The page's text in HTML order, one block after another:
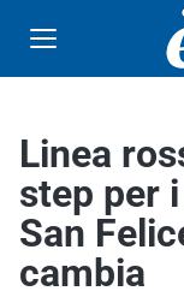
Linea
step per
San
cambia